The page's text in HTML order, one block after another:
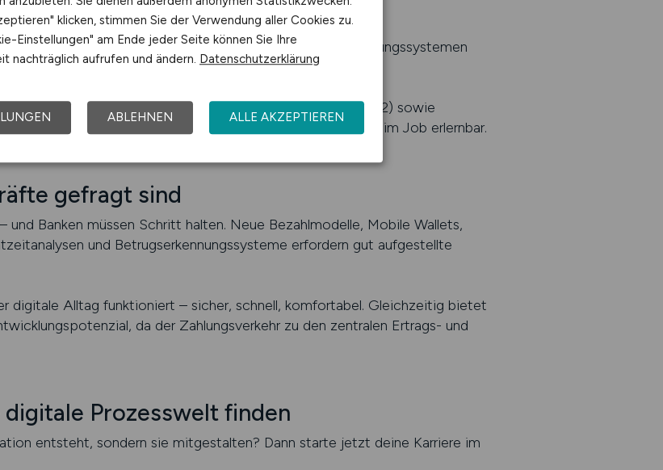
aus der Zahlungsabwicklung.
Sicherheit im Umgang mit Buchungs- und Abwicklungssystemen
Kartenprozessen oder Datenstandards wie ISO 20022) sowie
FI-Kartenservice oder SIX sind oft von Vorteil – aber auch im Job erlernbar.
gefragt sind
Banken müssen Schritt halten. Neue Bezahlmodelle, Mobile Wallets,
und Betrugserkennungssysteme erfordern gut aufgestellte
digitale Alltag funktioniert – sicher, schnell, komfortabel. Gleichzeitig bietet
da der Zahlungsverkehr zu den zentralen Ertrags- und
Prozesswelt finden
entsteht, sondern sie mitgestalten? Dann starte jetzt deine Karriere im
klicken, stimmen Sie der Verwendung aller Cookies zu.
Einstellungen" am Ende jeder Seite können Sie Ihre
nachträglich aufrufen und ändern. Datenschutzerklärung
ABLEHNEN ALLE AKZEPTIEREN